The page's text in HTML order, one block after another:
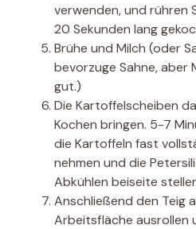
verwenden, und rühren
20 Sekunden lang
Brühe und Milch (oder
bevorzuge Sahne, aber
gut.)
Die Kartoffelscheiben
Kochen bringen. 5-7
die Kartoffeln fast
nehmen und die
Abkühlen beiseite
Anschließend den Teig
Arbeitsfläche ausrollen